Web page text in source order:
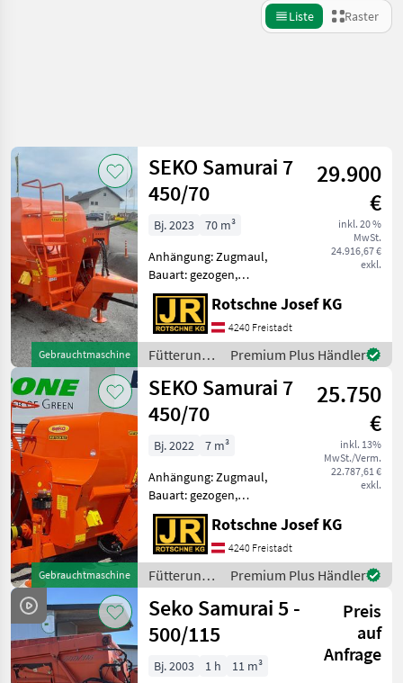
Liste Raster
Kategorie 4 Land Filter
AKTUELLER
PFAD
Landtechnik
Fuetterungstechnik
Futtermischwagen
Seko
KATEGORIE
WÄHLEN
Seko
Siloking
Trioliet
BVL
Strautmann
Kuhn
Alle 36
Zurücksetzen
7
Ergebnisse
anzeigen
Gebrauchtmaschine
SEKO Samurai 7
450/70
29.900
€
inkl. 20 %
MwSt.
24.916,67 €
exkl.
Bj. 2023
70 m³
Anhängung: Zugmaul,
Bauart: gezogen,
Futteraustrag: beidseitig,
Misch-Anordnung:
horizontal, Mischsystem:
Schnecken, Stützfuß,
Wiegeeinrichtung,
Zentralschmierung
Generalim
Rotschne Josef KG
4240 Freistadt
Fütterungstechnik
/ Seko
Premium Plus Händler
Gebrauchtmaschine
SEKO Samurai 7
450/70
25.750
€
inkl. 13%
MwSt./Verm.
22.787,61 €
exkl.
Bj. 2022
7 m³
Anhängung: Zugmaul,
Bauart: gezogen,
Futteraustrag: beidseitig,
Misch-Anordnung:
horizontal, Mischsystem:
Schnecken,
Wiegeeinrichtung,
Zentralschmierung SEKO
SAMURAI 7 45
Rotschne Josef KG
4240 Freistadt
Fütterungstechnik
/ Seko
Premium Plus Händler
Seko Samurai 5 -
500/115
Preis
auf
Anfrage
Bj. 2003 1 h
11 m³